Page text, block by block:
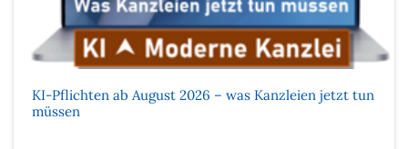
KI-Pflichten ab August 2026 – was Kanzleien jetzt tun
müssen